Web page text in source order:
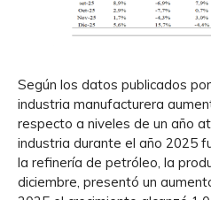
Según los datos publicados
industria manufacturera
respecto a niveles de un año
industria durante el año 2025
la refinería de petróleo, la
diciembre, presentó un